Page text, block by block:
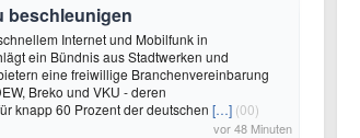
beschleunigen
Internet und Mobilfunk in
ein Bündnis aus Stadtwerken und
eine freiwillige Branchenvereinbarung
Breko und VKU - deren
knapp 60 Prozent der deutschen […] (00)
vor 48 Minuten